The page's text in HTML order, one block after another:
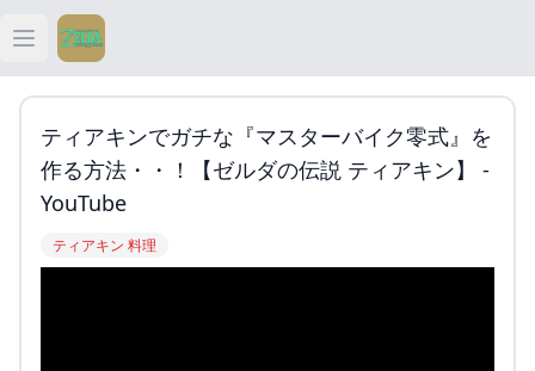
Open main menu
ティアキン
ティアキン 祠
ティアキンでガチな『マスターバイク零式』を
作る方法・・！【ゼルダの伝説 ティアキン】 -
YouTube
ティアキン 料理